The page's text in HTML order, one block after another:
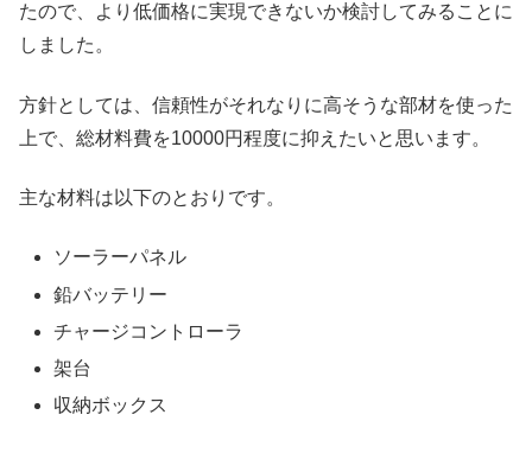
たので、より低価格に実現できないか検討してみることに
しました。
方針としては、信頼性がそれなりに高そうな部材を使った
上で、総材料費を10000円程度に抑えたいと思います。
主な材料は以下のとおりです。
ソーラーパネル
鉛バッテリー
チャージコントローラ
架台
収納ボックス